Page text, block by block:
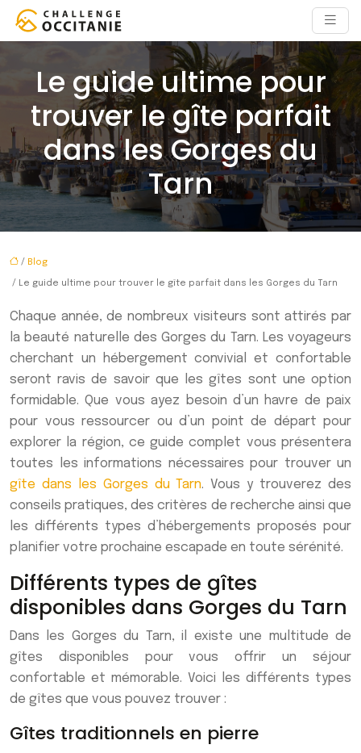
Le guide ultime pour
trouver le gîte parfait
dans les Gorges du
Tarn
/ Blog
/ Le guide ultime pour trouver le gîte parfait dans les Gorges du Tarn
Chaque année, de nombreux visiteurs sont attirés par
la beauté naturelle des Gorges du Tarn. Les voyageurs
cherchant un hébergement convivial et confortable
seront ravis de savoir que les gîtes sont une option
formidable. Que vous ayez besoin d’un havre de paix
pour vous ressourcer ou d’un point de départ pour
explorer la région, ce guide complet vous présentera
toutes les informations nécessaires pour trouver un
gîte dans les Gorges du Tarn. Vous y trouverez des
conseils pratiques, des critères de recherche ainsi que
les différents types d’hébergements proposés pour
planifier votre prochaine escapade en toute sérénité.
Différents types de gîtes
disponibles dans Gorges du Tarn
Dans les Gorges du Tarn, il existe une multitude de
gîtes disponibles pour vous offrir un séjour
confortable et mémorable. Voici les différents types
de gîtes que vous pouvez trouver :
Gîtes traditionnels en pierre